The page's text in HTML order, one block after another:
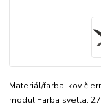
Materiál/farba: kov
modul Farba svetla: